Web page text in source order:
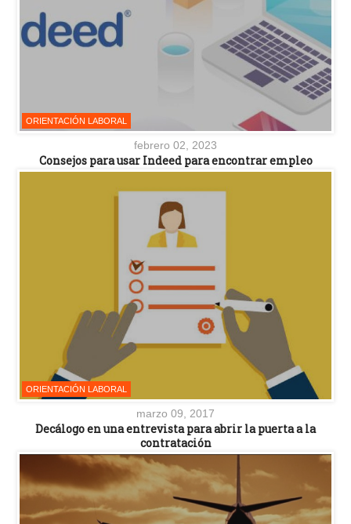
ORIENTACIÓN LABORAL
febrero 02, 2023
Consejos para usar Indeed para encontrar empleo
ORIENTACIÓN LABORAL
marzo 09, 2017
Decálogo en una entrevista para abrir la puerta a la
contratación